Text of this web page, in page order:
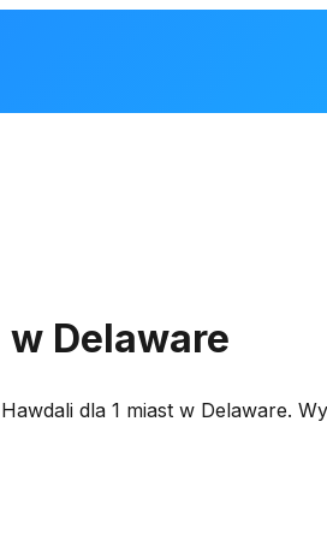
Delaware
dla 1 miast w Delaware.